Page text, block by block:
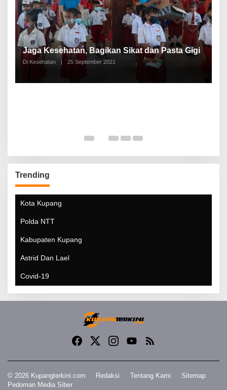
Jaga Kesehatan, Bagikan Sikat dan Pasta Gigi
Di Kesehatan | 25 September 2021
Trending
Kota Kupang
Polda NTT
Kabupaten Kupang
Astrid Dan Lael
Covid-19
© 2026 Kupangterkini.com Redaksi Tentang Kami
Sitemap
Pedoman Media Siber